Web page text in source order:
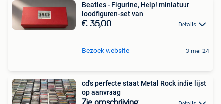
Beatles - Figurine, Help! miniatuur
loodfiguren-set van
€ 35,00 Details
Bezoek website 3 mei 24
cd's perfecte staat Metal Rock indie lijst
op aanvraag